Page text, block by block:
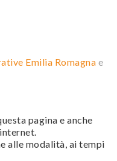
Emilia Romagna e
pagina e anche
alle modalità, ai tempi